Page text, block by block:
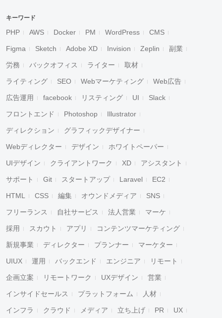
キーワード
PHP AWS Docker PM WordPress CMS
Figma Sketch Adobe XD Invision Zeplin 副業
労務 バックオフィス ライター 取材
ライティング SEO Webマーケティング Web広告
広告運用 facebook リスティング UI Slack
フロントエンド Photoshop Illustrator
ディレクション グラフィックデザイナー
Webディレクター デザイン ホワイトペーパー
UIデザイン クライアントワーク XD アシスタント
サポート Git スタートアップ Laravel EC2
HTML CSS 編集 オウンドメディア SNS
フリーランス 自社サービス 法人営業 マーケ
採用 スカウト アプリ コンテンツマーケティング
新規事業 ディレクター プランナー マーケター
UIUX 運用 バックエンド エンジニア リモート
企画立案 リモートワーク UXデザイン 営業
インサイドセールス プラットフォーム 人材
インフラ クラウド メディア 立ち上げ PR UX